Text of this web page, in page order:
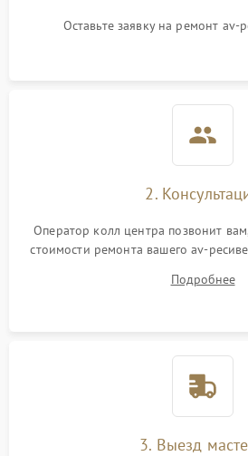
Оставьте заявку на ремонт av-
2.
Оператор колл центра позвонит
стоимости ремонта вашего av-
Подробнее
3. Выезд